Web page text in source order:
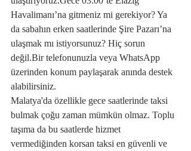
Havalimanı’na gitmeniz mi gerekiyor? Ya
da sabahın erken saatlerinde Şire Pazarı’na
ulaşmak mı istiyorsunuz? Hiç sorun
değil.Bir telefonunuzla veya WhatsApp
üzerinden konum paylaşarak anında destek
alabilirsiniz.
Malatya'da özellikle gece saatlerinde taksi
bulmak çoğu zaman mümkün olmaz. Toplu
taşıma da bu saatlerde hizmet
vermediğinden korsan taksi en güvenli ve